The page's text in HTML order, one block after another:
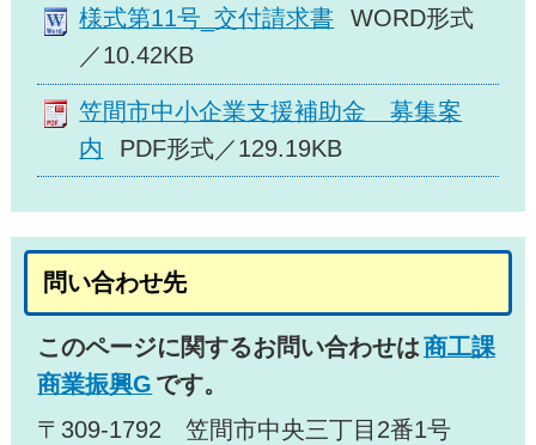
様式第11号_交付請求書
WORD形式
／10.42KB
笠間市中小企業支援補助金 募集案
内
PDF形式／129.19KB
問い合わせ先
このページに関するお問い合わせは商工課
商業振興G です。
〒309-1792 笠間市中央三丁目2番1号